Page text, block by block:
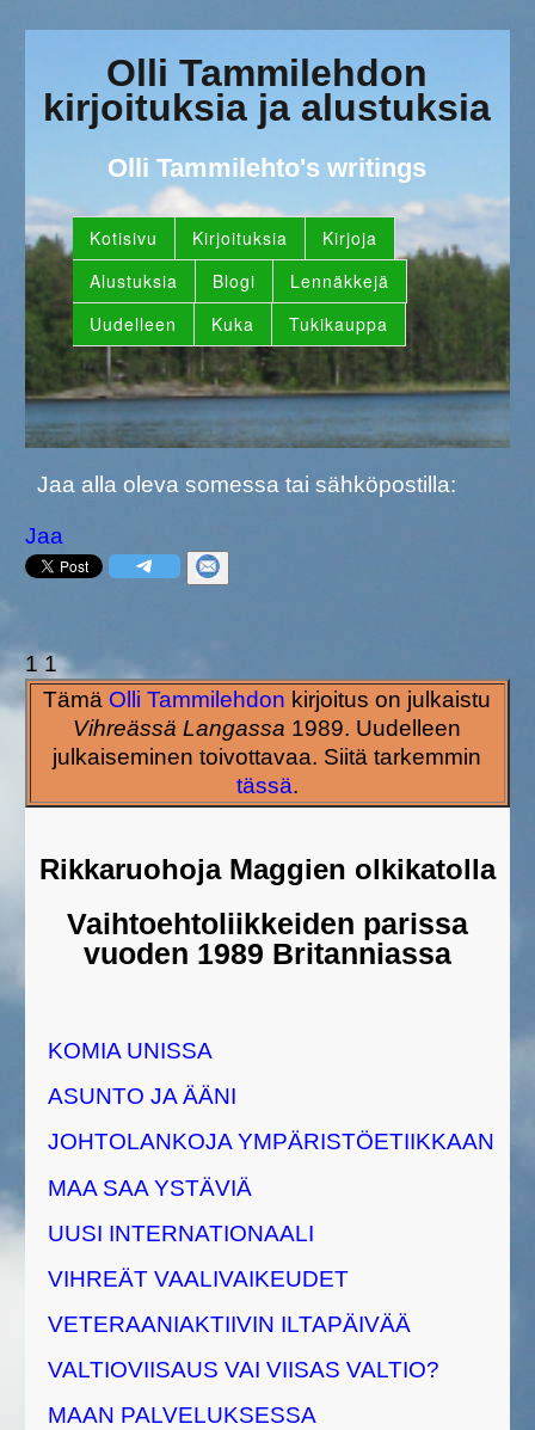
Olli Tammilehdon
kirjoituksia ja alustuksia
Olli Tammilehto's writings
Kotisivu Kirjoituksia
Kirjoja
Alustuksia
Blogi
Lennäkkejä
Uudelleen
Kuka Tukikauppa
Jaa alla oleva somessa tai sähköpostilla:
Jaa
1 1
Tämä Olli Tammilehdon kirjoitus on julkaistu
Vihreässä Langassa 1989. Uudelleen
julkaiseminen toivottavaa. Siitä tarkemmin
tässä.
Rikkaruohoja Maggien olkikatolla
Vaihtoehtoliikkeiden parissa
vuoden 1989 Britanniassa
KOMIA UNISSA
ASUNTO JA ÄÄNI
JOHTOLANKOJA YMPÄRISTÖETIIKKAAN
MAA SAA YSTÄVIÄ
UUSI INTERNATIONAALI
VIHREÄT VAALIVAIKEUDET
VETERAANIAKTIIVIN ILTAPÄIVÄÄ
VALTIOVIISAUS VAI VIISAS VALTIO?
MAAN PALVELUKSESSA